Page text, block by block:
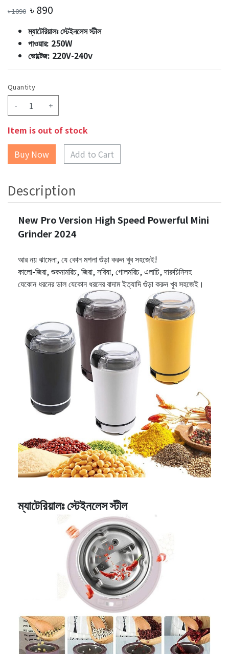
৳1090 ৳ 890
ম্যাটেরিয়ালঃ স্টেইনলেস স্টীল
পাওয়ার: 250W
ভোল্টেজ: 220V-240v
Quantity
- +
Item is out of stock
Add to Cart
Description
New Pro Version High Speed Powerful Mini
Grinder 2024
আর নয় ঝামেলা, যে কোন মশলা গুঁড়া করুন খুব সহজেই!
কালো-জিরা, শুকনামরিচ, জিরা, সরিষা, গোলমরিচ, এলাচি, দারুচিনিসহ
যেকোন ধরনের ডাল যেকোন ধরনের বাদাম ইত্যাদি গুঁড়া করুন খুব সহজেই।
ম্যাটেরিয়ালঃ স্টেইনলেস স্টীল